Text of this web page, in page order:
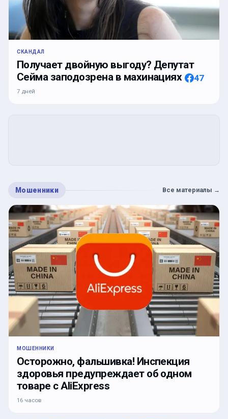
СКАНДАЛ
Получает двойную выгоду? Депутат
Сейма заподозрена в махинациях
47
7 дней
Мошенники Все материалы →
МОШЕННИКИ
Осторожно, фальшивка! Инспекция
здоровья предупреждает об одном
товаре с AliExpress
16 часов